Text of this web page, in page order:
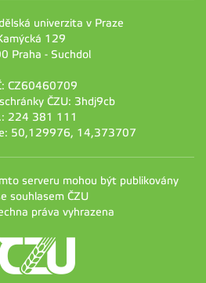
univerzita v Praze
129
Praha - Suchdol
CZ60460709
ČZU: 3hdj9cb
224 381 111
50,129976, 14,373707
serveru mohou být publikovány
souhlasem ČZU
práva vyhrazena